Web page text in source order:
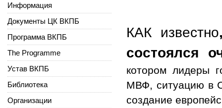
КАК известно
состоялся
котором лидеры
МВФ, ситуацию в
создание
Информация
Документы ЦК ВКПБ
Программа ВКПБ
The Programme
Устав ВКПБ
Библиотека
Организации